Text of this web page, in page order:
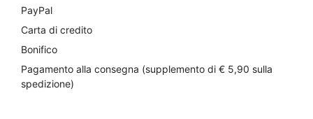
PayPal
Carta di credito
Bonifico
Pagamento alla consegna (supplemento di € 5,90 sulla
spedizione)